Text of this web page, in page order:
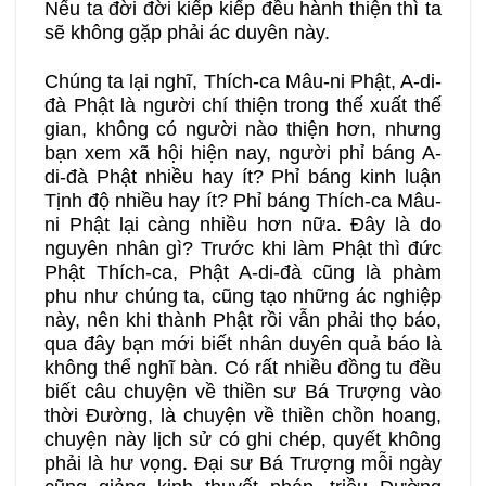
Nếu ta đời đời kiếp kiếp đều hành thiện thì ta
sẽ không gặp phải ác duyên này.
Chúng ta lại nghĩ, Thích-ca Mâu-ni Phật, A-di-
đà Phật là người chí thiện trong thế xuất thế
gian, không có người nào thiện hơn, nhưng
bạn xem xã hội hiện nay, người phỉ báng A-
di-đà Phật nhiều hay ít? Phỉ báng kinh luận
Tịnh độ nhiều hay ít? Phỉ báng Thích-ca Mâu-
ni Phật lại càng nhiều hơn nữa. Đây là do
nguyên nhân gì? Trước khi làm Phật thì đức
Phật Thích-ca, Phật A-di-đà cũng là phàm
phu như chúng ta, cũng tạo những ác nghiệp
này, nên khi thành Phật rồi vẫn phải thọ báo,
qua đây bạn mới biết nhân duyên quả báo là
không thể nghĩ bàn. Có rất nhiều đồng tu đều
biết câu chuyện về thiền sư Bá Trượng vào
thời Đường, là chuyện về thiền chồn hoang,
chuyện này lịch sử có ghi chép, quyết không
phải là hư vọng. Đại sư Bá Trượng mỗi ngày